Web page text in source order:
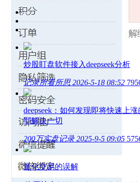
炒股盯盘软件接入deepseek分析
记录所看所思 2026-5-18 08:52
deepseek：如何发现即将快速上
型解决一切
200万实盘记录 2025-9-5 09:05
量化交易的误解